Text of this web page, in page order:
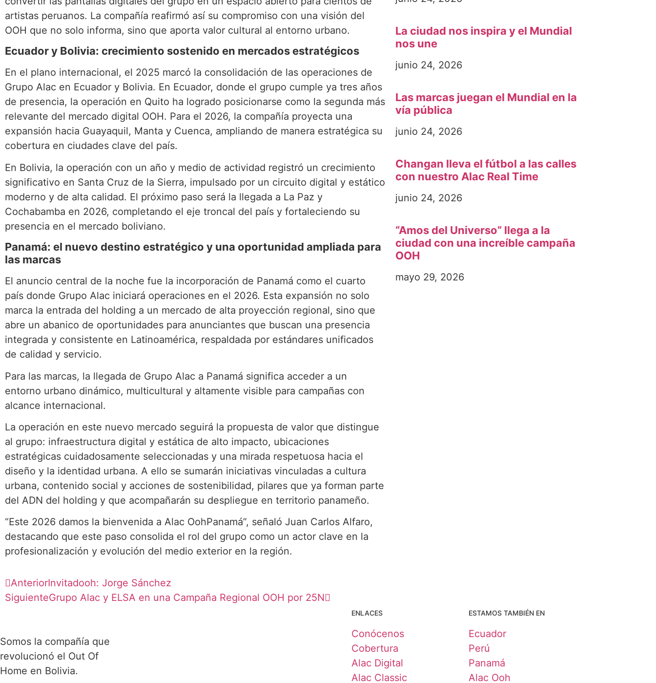
artistas peruanos. La compañía reafirmó así su compromiso con una visión del
OOH que no solo informa, sino que aporta valor cultural al entorno urbano.
Ecuador y Bolivia: crecimiento sostenido en mercados estratégicos
En el plano internacional, el 2025 marcó la consolidación de las operaciones de
Grupo Alac en Ecuador y Bolivia. En Ecuador, donde el grupo cumple ya tres años
de presencia, la operación en Quito ha logrado posicionarse como la segunda más
relevante del mercado digital OOH. Para el 2026, la compañía proyecta una
expansión hacia Guayaquil, Manta y Cuenca, ampliando de manera estratégica su
cobertura en ciudades clave del país.
En Bolivia, la operación con un año y medio de actividad registró un crecimiento
significativo en Santa Cruz de la Sierra, impulsado por un circuito digital y estático
moderno y de alta calidad. El próximo paso será la llegada a La Paz y
Cochabamba en 2026, completando el eje troncal del país y fortaleciendo su
presencia en el mercado boliviano.
Panamá: el nuevo destino estratégico y una oportunidad ampliada para
las marcas
El anuncio central de la noche fue la incorporación de Panamá como el cuarto
país donde Grupo Alac iniciará operaciones en el 2026. Esta expansión no solo
marca la entrada del holding a un mercado de alta proyección regional, sino que
abre un abanico de oportunidades para anunciantes que buscan una presencia
integrada y consistente en Latinoamérica, respaldada por estándares unificados
de calidad y servicio.
Para las marcas, la llegada de Grupo Alac a Panamá significa acceder a un
entorno urbano dinámico, multicultural y altamente visible para campañas con
alcance internacional.
La operación en este nuevo mercado seguirá la propuesta de valor que distingue
al grupo: infraestructura digital y estática de alto impacto, ubicaciones
estratégicas cuidadosamente seleccionadas y una mirada respetuosa hacia el
diseño y la identidad urbana. A ello se sumarán iniciativas vinculadas a cultura
urbana, contenido social y acciones de sostenibilidad, pilares que ya forman parte
del ADN del holding y que acompañarán su despliegue en territorio panameño.
“Este 2026 damos la bienvenida a Alac OohPanamá”, señaló Juan Carlos Alfaro,
destacando que este paso consolida el rol del grupo como un actor clave en la
profesionalización y evolución del medio exterior en la región.
La ciudad nos inspira y el Mundial
nos une
junio 24, 2026
Las marcas juegan el Mundial en la
vía pública
junio 24, 2026
Changan lleva el fútbol a las calles
con nuestro Alac Real Time
junio 24, 2026
“Amos del Universo” llega a la
ciudad con una increíble campaña
OOH
mayo 29, 2026
AnteriorInvitadooh: Jorge Sánchez
SiguienteGrupo Alac y ELSA en una Campaña Regional OOH por 25N
Somos la compañía que
revolucionó el Out Of
Home en Bolivia.
ENLACES
Conócenos
Cobertura
Alac Digital
Alac Classic
ESTAMOS TAMBIÉN EN
Ecuador
Perú
Panamá
Alac Ooh